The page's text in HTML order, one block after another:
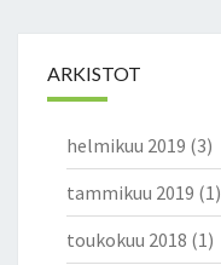
ARKISTOT
helmikuu 2019 (3)
tammikuu 2019 (1)
toukokuu 2018 (1)